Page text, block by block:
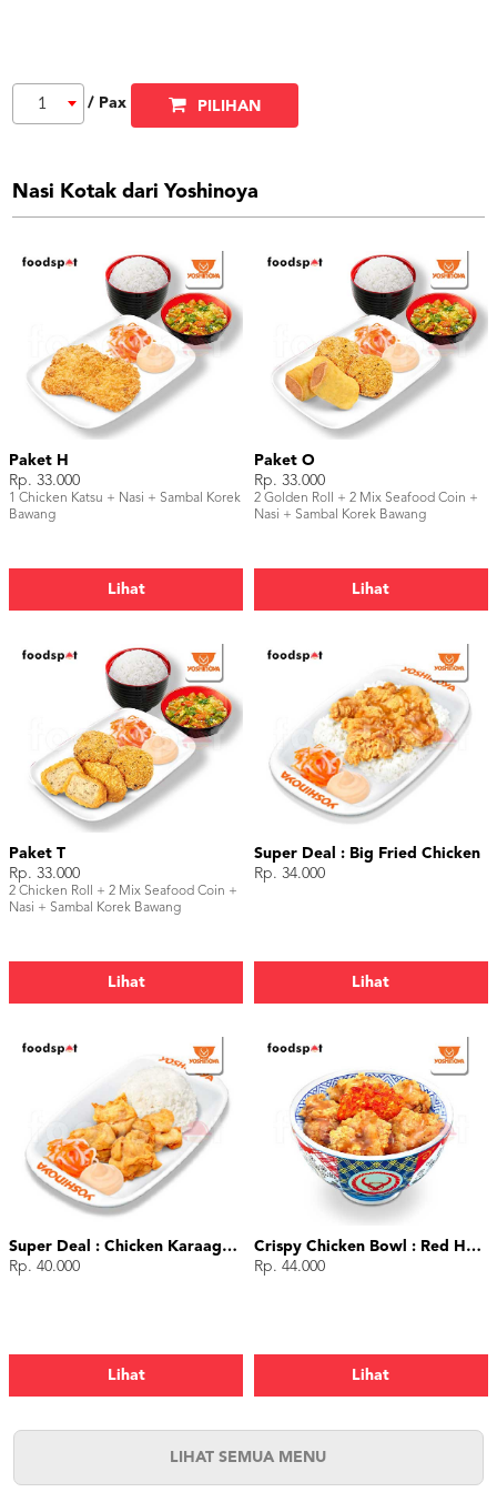
1 / Pax PILIHAN
Nasi Kotak dari Yoshinoya
Paket H
Rp. 33.000
1 Chicken Katsu + Nasi + Sambal Korek
Bawang
Lihat
Paket O
Rp. 33.000
2 Golden Roll + 2 Mix Seafood Coin +
Nasi + Sambal Korek Bawang
Lihat
Paket T
Rp. 33.000
2 Chicken Roll + 2 Mix Seafood Coin +
Nasi + Sambal Korek Bawang
Lihat
Super Deal : Big Fried Chicken
Rp. 34.000
Lihat
Super Deal : Chicken Karaage (4 pcs)
Rp. 40.000
Lihat
Crispy Chicken Bowl : Red Hot Chili
Rp. 44.000
Lihat
LIHAT SEMUA MENU